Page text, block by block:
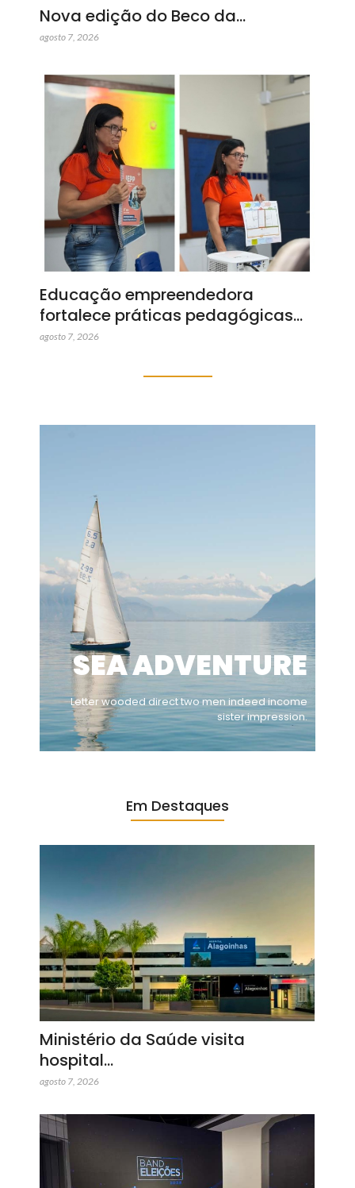
Nova edição do Beco da…
agosto 7, 2026
Educação empreendedora
fortalece práticas pedagógicas…
agosto 7, 2026
SEA ADVENTURE
Letter wooded direct two men indeed income
sister impression.
Em Destaques
Ministério da Saúde visita
hospital…
agosto 7, 2026